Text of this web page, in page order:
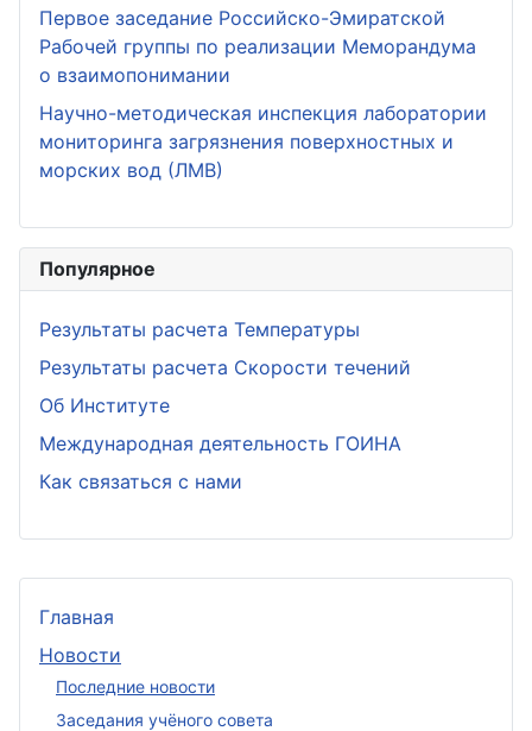
Главная
Новости
Последние новости
Заседания учёного совета
Первое заседание Российско-Эмиратской
Рабочей группы по реализации Меморандума
о взаимопонимании
Научно-методическая инспекция лаборатории
мониторинга загрязнения поверхностных и
морских вод (ЛМВ)
Популярное
Результаты расчета Температуры
Результаты расчета Скорости течений
Об Институте
Международная деятельность ГОИНА
Как связаться с нами